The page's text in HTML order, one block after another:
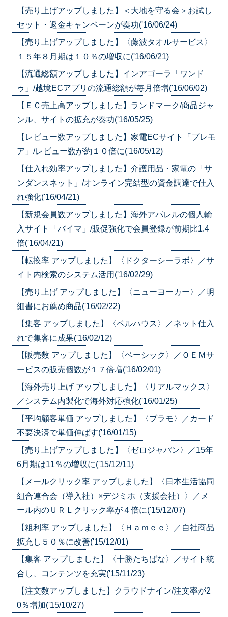
【売り上げアップしました】＜大地を守る会＞お試し
セット・返金キャンペーンが奏功('16/06/24)
【売り上げアップしました】〈藤波タオルサービス〉
１５年８月期は１０％の増収に('16/06/21)
【流通総額アップしました】インアゴーラ「ワンド
ゥ」/越境ECアプリの流通総額が毎月倍増('16/06/02)
【ＥＣ売上高アップしました】ランドマーク/商品ジャ
ンル、サイトの拡充が奏功('16/05/25)
【レビュー数アップしました】家電ECサイト「プレモ
ア」/レビュー数が約１０倍に('16/05/12)
【仕入れ効率アップしました】介護用品・家電の「サ
ンダンスネット」/オンライン完結型の資金調達で仕入
れ強化('16/04/21)
【新規会員数アップしました】海外アパレルの個人輸
入サイト「バイマ」/販促強化で会員登録が前期比1.4
倍('16/04/21)
【転換率 アップしました】〈ドクターシーラボ〉／サ
イト内検索のシステム活用('16/02/29)
【売り上げ アップしました】〈ニューヨーカー〉／明
細書にお薦め商品('16/02/22)
【集客 アップしました】〈ベルハウス〉／ネット仕入
れで集客に成果('16/02/12)
【販売数 アップしました】〈ベーシック〉／ＯＥＭサ
ービスの販売個数が１７倍増('16/02/01)
【海外売り上げ アップしました】〈リアルマックス〉
／システム内製化で海外対応強化('16/01/25)
【平均顧客単価 アップしました】〈ブラモ〉／カード
不要決済で単価伸ばす('16/01/15)
【売り上げアップしました】〈ゼロジャパン〉／15年
6月期は11％の増収に('15/12/11)
【メールクリック率 アップしました】〈日本生活協同
組合連合会（導入社）×デジミホ（支援会社）〉／メ
ール内のＵＲＬクリック率が４倍に('15/12/07)
【粗利率 アップしました】〈Ｈａｍｅｅ〉／自社商品
拡充し５０％に改善('15/12/01)
【集客 アップしました】〈十勝たちばな〉／サイト統
合し、コンテンツを充実('15/11/23)
【注文数アップしました】クラウドナイン/注文率が2
0％増加('15/10/27)